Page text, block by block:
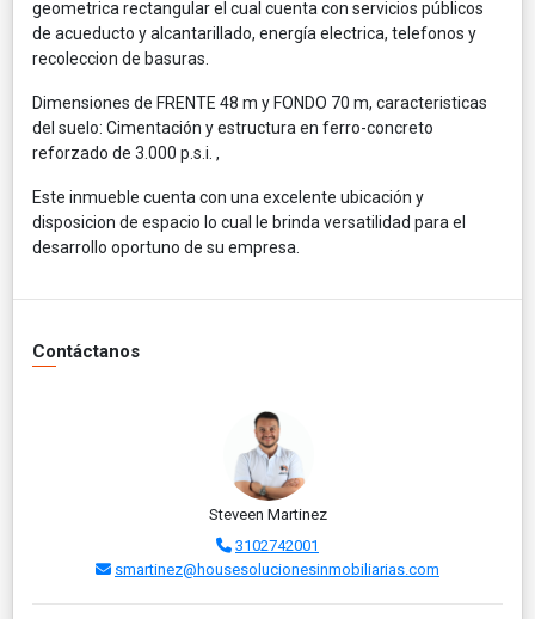
geometrica rectangular el cual cuenta con servicios públicos
de acueducto y alcantarillado, energía electrica, telefonos y
recoleccion de basuras.
Dimensiones de FRENTE 48 m y FONDO 70 m, caracteristicas
del suelo: Cimentación y estructura en ferro-concreto
reforzado de 3.000 p.s.i. ,
Este inmueble cuenta con una excelente ubicación y
disposicion de espacio lo cual le brinda versatilidad para el
desarrollo oportuno de su empresa.
Contáctanos
Steveen Martinez
3102742001
smartinez@housesolucionesinmobiliarias.com